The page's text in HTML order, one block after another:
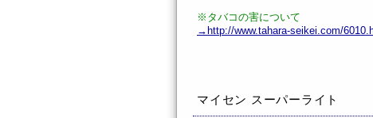
※タバコの害について
→http://www.tahara-seikei.com/
マイセン スーパーライト